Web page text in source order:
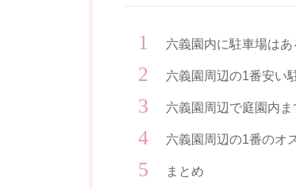
六義園内に駐車場はあ
六義園周辺の1番安い
六義園周辺で庭園内
六義園周辺の1番のオ
まとめ